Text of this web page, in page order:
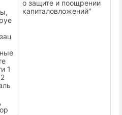
1
о защите и поощрении
капиталовложений"